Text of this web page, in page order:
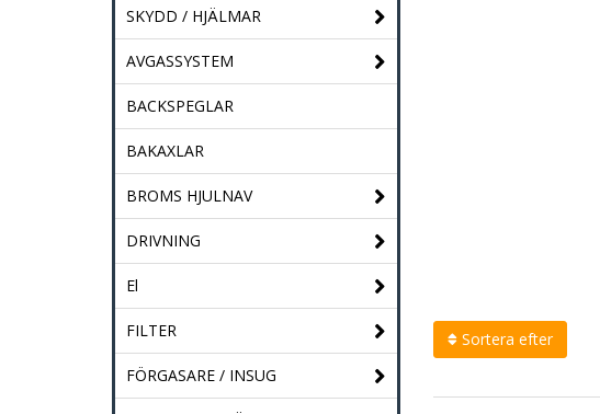
SKYDD / HJÄLMAR
AVGASSYSTEM
BACKSPEGLAR
BAKAXLAR
BROMS HJULNAV
DRIVNING
El
FILTER
FÖRGASARE / INSUG
Sortera efter